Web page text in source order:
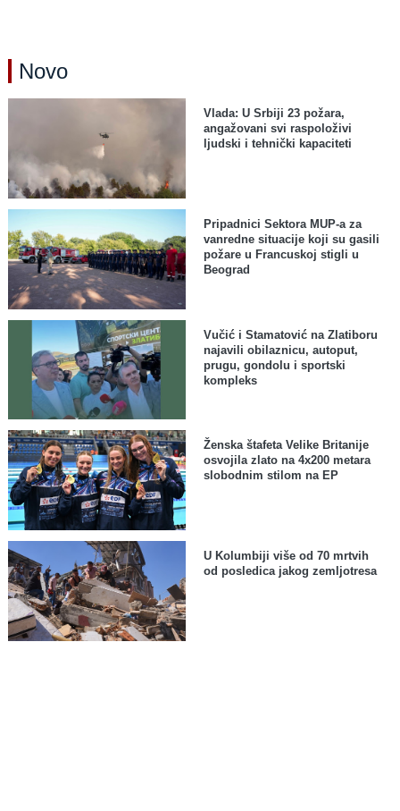
Novo
Vlada: U Srbiji 23 požara,
angažovani svi raspoloživi
ljudski i tehnički kapaciteti
Pripadnici Sektora MUP-a za
vanredne situacije koji su gasili
požare u Francuskoj stigli u
Beograd
Vučić i Stamatović na Zlatiboru
najavili obilaznicu, autoput,
prugu, gondolu i sportski
kompleks
Ženska štafeta Velike Britanije
osvojila zlato na 4x200 metara
slobodnim stilom na EP
U Kolumbiji više od 70 mrtvih
od posledica jakog zemljotresa